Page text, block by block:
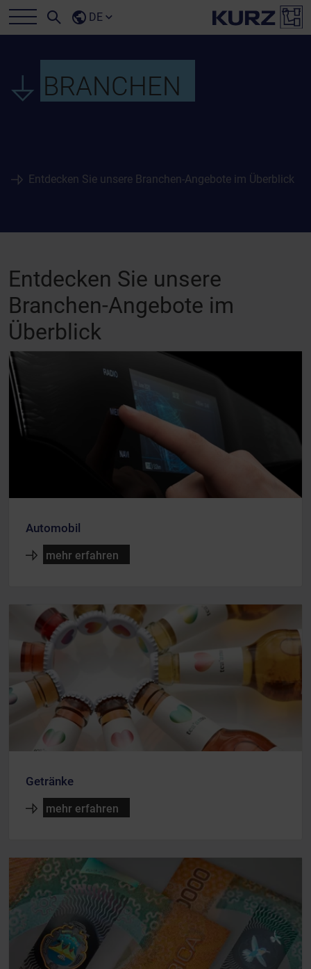
DE
BRANCHEN
Entdecken Sie unsere Branchen-Angebote im Überblick
Entdecken Sie unsere
Branchen-Angebote im
Überblick
Automobil
mehr erfahren
Getränke
mehr erfahren